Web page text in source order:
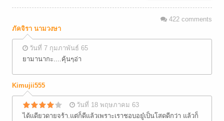
422comments
ภัคจิรา นามวงษา
วันที่ 7 กุมภาพันธ์ 65
ยามานากะ....คุ้นๆอ่า
Kimujii555
วันที่ 18 พฤษภาคม 63
ได้เเดียวดายจร้า.แต่ก็ดีแล้วเพราะเราชอบอยู๋เป็นโสดดีกว่า แล้วก็